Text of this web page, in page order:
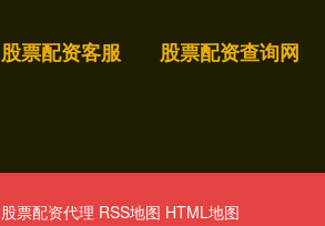
股票配资客服 股票配资查询网
股票配资代理 RSS地图 HTML地图